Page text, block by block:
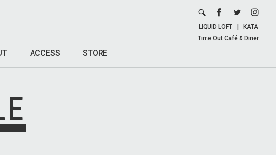
ACCESS STORE
LIQUID LOFT
KATA
Time Out Café & Diner